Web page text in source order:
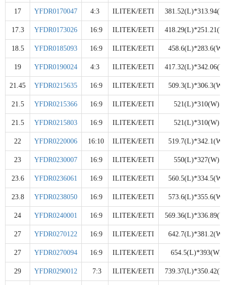
17 YFDR0170047 4:3 ILITEK/EETI
17.3 YFDR0173026 16:9 ILITEK/EETI
18.5 YFDR0185093 16:9 ILITEK/EETI 458.6(L)*283.6(W)
19 YFDR0190024 4:3 ILITEK/EETI
21.45 YFDR0215635 16:9 ILITEK/EETI 509.3(L)*306.3(W)
21.5 YFDR0215366 16:9 ILITEK/EETI 521(L)*310(W)
21.5 YFDR0215803 16:9 ILITEK/EETI 521(L)*310(W)
22 YFDR0220006 16:10 ILITEK/EETI 519.7(L)*342.1(W)
23 YFDR0230007 16:9 ILITEK/EETI 550(L)*327(W)
23.6 YFDR0236061 16:9 ILITEK/EETI 560.5(L)*334.5(W)
23.8 YFDR0238050 16:9 ILITEK/EETI 573.6(L)*355.6(W)
24 YFDR0240001 16:9 ILITEK/EETI
27 YFDR0270122 16:9 ILITEK/EETI 642.7(L)*381.2(W)
27 YFDR0270094 16:9 ILITEK/EETI 654.5(L)*393(W)
29 YFDR0290012 7:3 ILITEK/EETI